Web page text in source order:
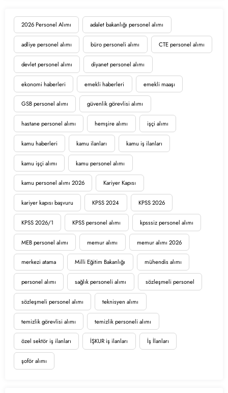
2026 Personel Alımı adalet bakanlığı personel alımı
adliye personel alımı büro personeli alımı CTE personel alımı
devlet personel alımı diyanet personel alımı
ekonomi haberleri emekli haberleri emekli maaşı
GSB personel alımı güvenlik görevlisi alımı
hastane personel alımı hemşire alımı işçi alımı
kamu haberleri kamu ilanları kamu iş ilanları
kamu işçi alımı kamu personel alımı
kamu personel alımı 2026 Kariyer Kapısı
kariyer kapısı başvuru KPSS 2024 KPSS 2026
KPSS 2026/1 KPSS personel alımı kpsssiz personel alımı
MEB personel alımı memur alımı memur alımı 2026
merkezi atama Milli Eğitim Bakanlığı mühendis alımı
personel alımı sağlık personeli alımı sözleşmeli personel
sözleşmeli personel alımı teknisyen alımı
temizlik görevlisi alımı temizlik personeli alımı
özel sektör iş ilanları İŞKUR iş ilanları İş İlanları
şoför alımı